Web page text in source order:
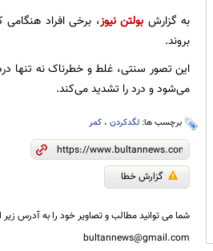
به گزارش بولتن نیوز، برخی افراد
بروند.
این تصور سنتی، غلط و خطرناک نه
می‌شود و درد را تشدید می‌کند.
برچسب ها: لگدکردن، کمر
گزارش خطا
شما می توانید مطالب و تصاویر خود را به آدرس زیر
bultannews@gmail.com